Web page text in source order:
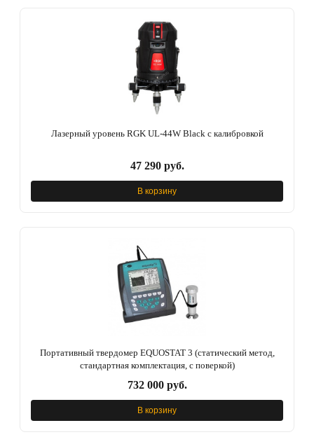
Лазерный уровень RGK UL-44W Black с калибровкой
47 290 руб.
В корзину
Портативный твердомер EQUOSTAT 3 (статический метод,
стандартная комплектация, с поверкой)
732 000 руб.
В корзину